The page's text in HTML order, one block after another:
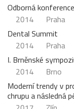
Odborná
2014
Praha
Dental Summit
2014
Praha
I. Brněnské
2014
Brno
Moderní trendy v
chrupu a následná